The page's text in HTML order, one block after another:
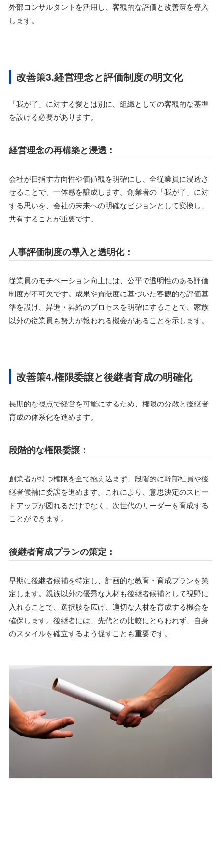
外部コンサルタントを活用し、客観的な評価と改善策を導入
します。
改善策3.経営理念と評価制度の明文化
「我が子」に対する愛とは別に、組織としての客観的な基準
を設ける必要があります。
経営理念の再構築と浸透：
会社が目指す方向性や価値観を明確にし、全従業員に浸透さ
せることで、一体感を醸成します。創業者の「我が子」に対
する思いを、会社の未来への明確なビジョンとして変換し、
共有することが重要です。
人事評価制度の導入と透明化：
従業員のモチベーション向上には、公平で透明性のある評価
制度が不可欠です。成果や貢献度に基づいた客観的な評価基
準を設け、昇進・昇給のプロセスを明確にすることで、家族
以外の従業員も努力が報われる機会があることを示します。
改善策4.権限委譲と後継者育成の明確化
長期的な視点で経営を可能にするため、権限の分散と後継者
育成の体系化を進めます。
段階的な権限委譲：
創業者が持つ権限を全て抱え込まず、段階的に幹部社員や後
継者候補に委譲を進めます。これにより、意思決定のスピー
ドアップが図れるだけでなく、次世代のリーダーを育成する
ことができます。
後継者育成プランの策定：
早期に後継者候補を特定し、計画的な教育・育成プランを策
定します。親族以外の優秀な人材も後継者候補として視野に
入れることで、選択肢を広げ、適切な人材を育成する機会を
確保します。後継者には、先代との比較にとらわれず、自身
のスタイルを確立するよう促すことも重要です。